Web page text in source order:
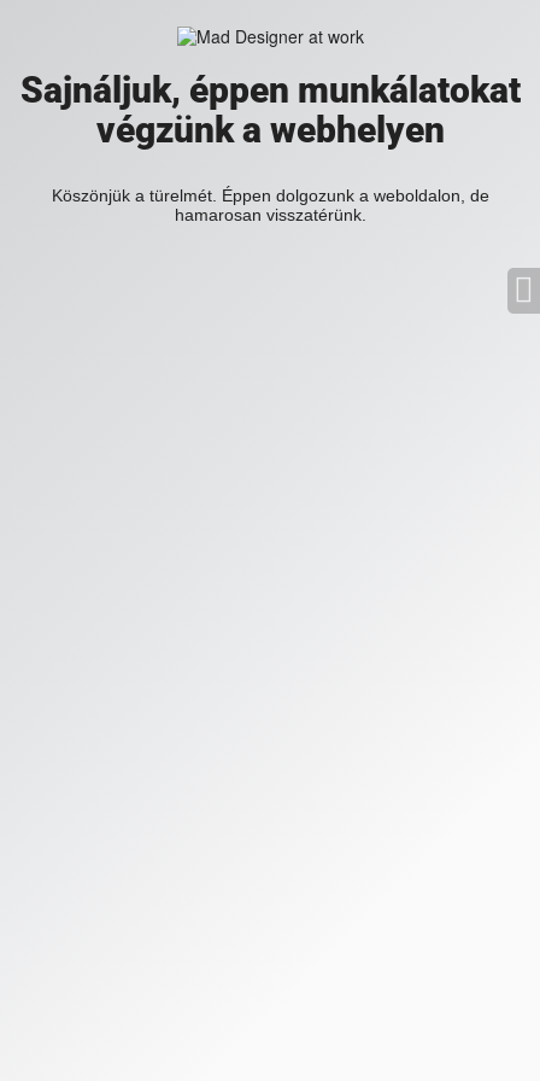
Sajnáljuk, éppen munkálatokat
végzünk a webhelyen
Köszönjük a türelmét. Éppen dolgozunk a weboldalon, de
hamarosan visszatérünk.